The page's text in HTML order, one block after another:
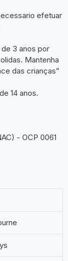
efetuar
3 anos por
Mantenha
das crianças”
14 anos.
- OCP 0061